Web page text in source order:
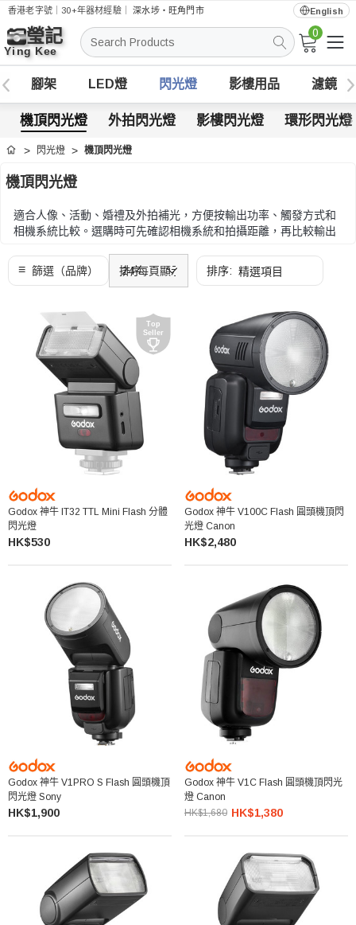
香港老字號｜30+年器材經驗｜深水埗・旺角門市 English
搜
索
0
腳架 LED燈 閃光燈 影樓用品 濾鏡
機頂閃光燈 外拍閃光燈 影樓閃光燈 環形閃光燈
首頁 閃光燈 機頂閃光燈
機頂閃光燈
適合人像、活動、婚禮及外拍補光，方便按輸出功率、觸發方式和
相機系統比較。選購時可先確認相機系統和拍攝距離，再比較輸出
選購時可先確認相機系統和拍攝距離，再比較輸出功率、回電速
度、供電方式和無線引閃支援。
Godox 神牛 IT32 TTL Mini Flash 分體
閃光燈
HK$530
Godox 神牛 V100C Flash 圓頭機頂閃
光燈 Canon
HK$2,480
Godox 神牛 V1PRO S Flash 圓頭機頂
閃光燈 Sony
HK$1,900
Godox 神牛 V1C Flash 圓頭機頂閃光
燈 Canon
HK$1,680 HK$1,380